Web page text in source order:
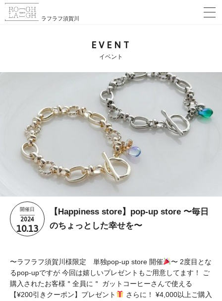
ラフラフ須賀川
EVENT
イベント
開催日
2024
10.13
【Happiness store】pop-up store 〜毎日
のちょっとした幸せを〜
〜ラフラフ須賀川様限定 単独pop-up store 開催
〜 2度目とな
るpop-upですが 今回は嬉しいプレゼントもご用意してます！ ご
購入されたお客様＂全員に＂ ガットコーヒーさんで使える
【¥200引きクーポン】プレゼント
さらに！ ¥4,000以上ご購入